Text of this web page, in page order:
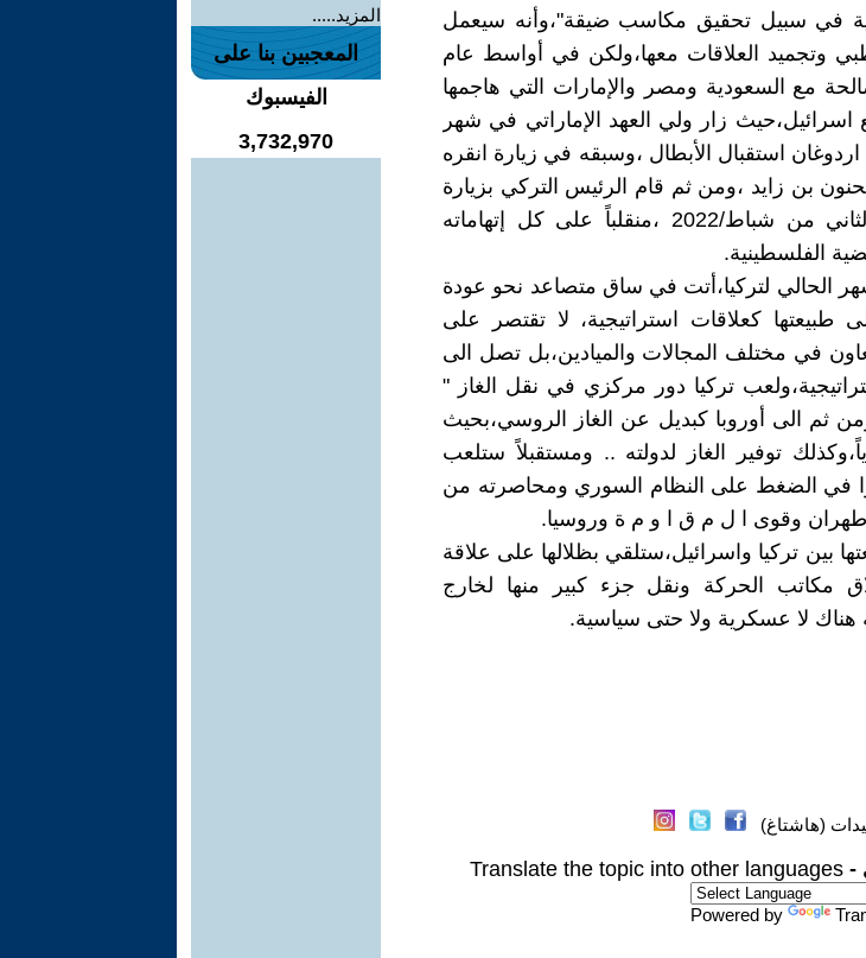
في سبيل تحقيق مكاسب ضيقة"،وأنه سيعمل
وتجميد العلاقات معها،ولكن في أواسط عام
مع السعودية ومصر والإمارات التي هاجمها
زار ولي العهد الإماراتي في شهر
واستقبله اردوغان استقبال الأبطال ،وسبقه في زيارة انقره
بن زايد ،ومن ثم قام الرئيس التركي بزيارة
الى دولة الإمارات،في النصف الثاني من شباط/2022 ،منقلباً على كل إتهاماته
الفلسطينية.
الحالي لتركيا،أتت في ساق متصاعد نحو عودة
طبيعتها كعلاقات استراتيجية، لا تقتصر على
في مختلف المجالات والميادين،بل تصل الى
تركيا دور مركزي في نقل الغاز "
ومن ثم الى أوروبا كبديل عن الغاز الروسي،بحيث
توفير الغاز لدولته .. ومستقبلاً ستلعب
في الضغط على النظام السوري ومحاصرته من
طهران وقوى ا ل م ق ا و م ة وروسيا.
بين تركيا واسرائيل،ستلقي بظلالها على علاقة
مكاتب الحركة ونقل جزء كبير منها لخارج
هناك لا عسكرية ولا حتى سياسية.
(هاشتاغ)
-
Translate the topic into other languages
Powered by
المزيد.....
المعجبين بنا على
الفيسبوك
3,732,970